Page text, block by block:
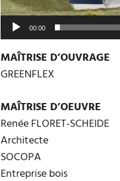
00:00
MAÎTRISE D’OUVRAGE
GREENFLEX
MAÎTRISE D’OEUVRE
Renée FLORET-SCHEIDE
Architecte
SOCOPA
Entreprise bois